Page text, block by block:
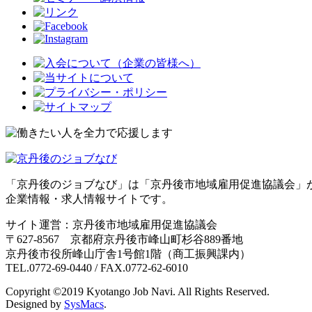
「京丹後のジョブなび」は「京丹後市地域雇用促進協議会」
企業情報・求人情報サイトです。
サイト運営：京丹後市地域雇用促進協議会
〒627-8567 京都府京丹後市峰山町杉谷889番地
京丹後市役所峰山庁舎1号館1階（商工振興課内）
TEL.0772-69-0440 / FAX.0772-62-6010
Copyright ©2019 Kyotango Job Navi. All Rights Reserved.
Designed by SysMacs.